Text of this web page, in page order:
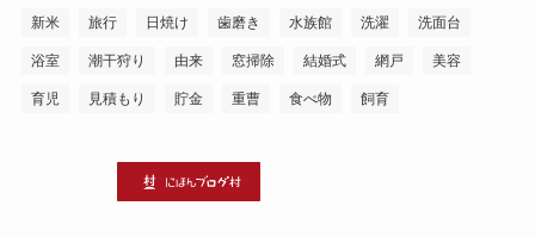
新米 旅行 日焼け 歯磨き 水族館 洗濯 洗面台
浴室 潮干狩り 由来 窓掃除 結婚式 網戸 美容
育児 見積もり 貯金 重曹 食べ物 飼育